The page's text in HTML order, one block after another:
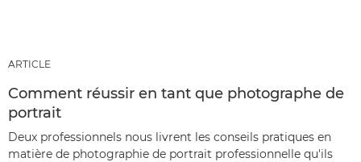
ARTICLE
Comment réussir en tant que photographe de
portrait
Deux professionnels nous livrent les conseils pratiques en
matière de photographie de portrait professionnelle qu'ils